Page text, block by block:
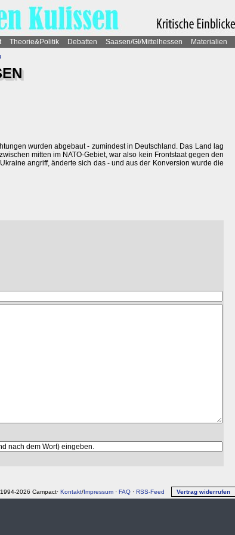
Theorie&Politik Debatten Saasen/GI/Mittelhessen Materialien
wurden abgebaut - zumindest in Deutschland. Das Land lag
mitten im NATO-Gebiet, war also kein Frontstaat gegen den
angriff, änderte sich das - und aus der Konversion wurde die
1994-2026 Campact· Kontakt/Impressum· FAQ· RSS-Feed Vertrag widerrufen